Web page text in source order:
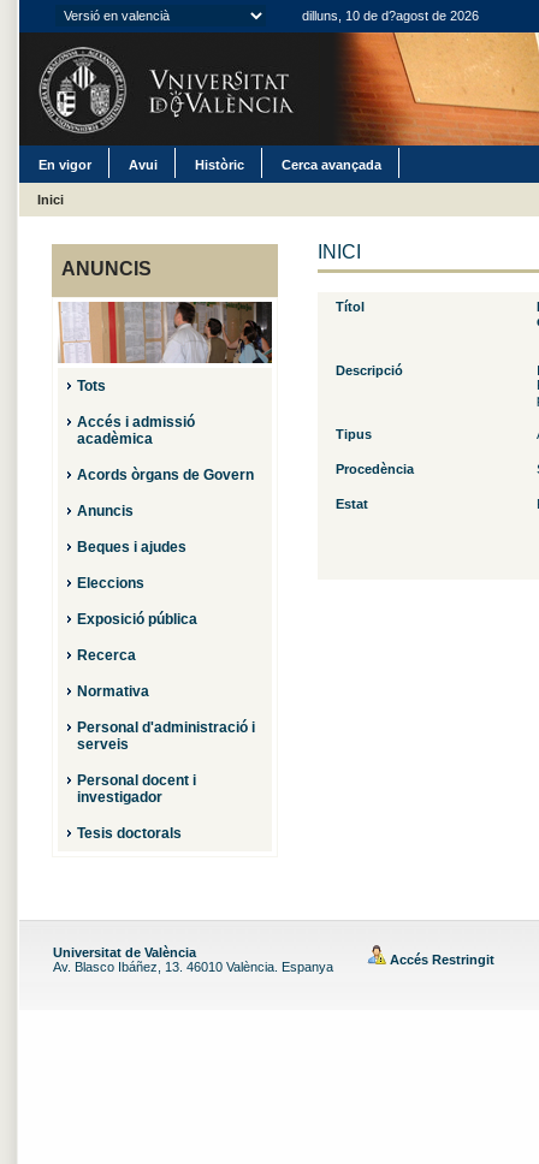
dilluns, 10 de d?agost de 2026
En vigor Avui Històric Cerca avançada
Inici
ANUNCIS
Tots
Accés i admissió
acadèmica
Acords òrgans de Govern
Anuncis
Beques i ajudes
Eleccions
Exposició pública
Recerca
Normativa
Personal d'administració i
serveis
Personal docent i
investigador
Tesis doctorals
INICI
Títol
Descripció
Tipus
Procedència
Estat
Universitat de València
Av. Blasco Ibáñez, 13. 46010 València. Espanya
Accés Restringit